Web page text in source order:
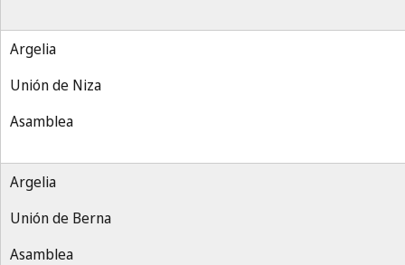
Argelia
Unión de Niza
Asamblea
Argelia
Unión de Berna
Asamblea